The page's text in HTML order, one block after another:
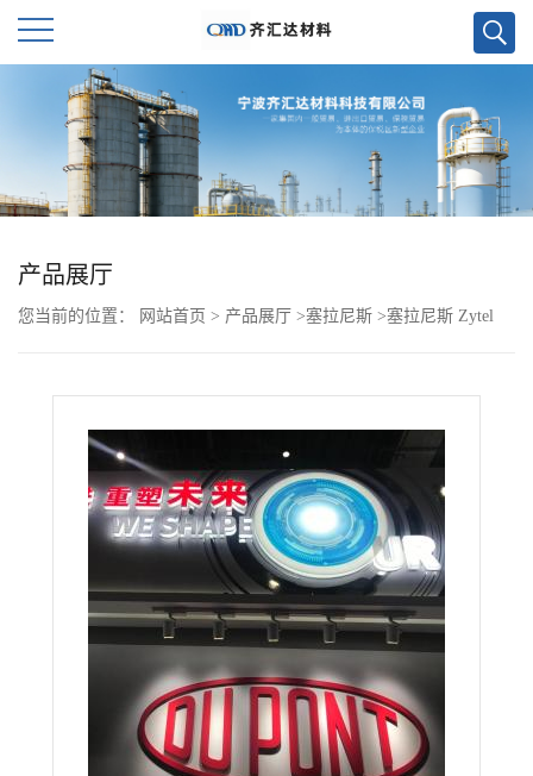
首
页
公
产品展厅
您当前的位置： 网站首页 > 产品展厅 >塞拉尼斯 >塞拉尼斯 Zytel